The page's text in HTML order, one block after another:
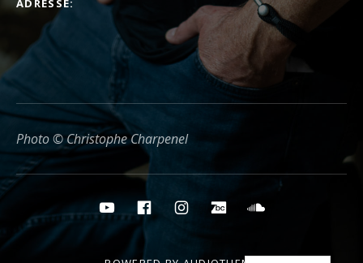
ADRESSE
Photo © Christophe Charpenel
Boutons des médias sociaux
YouTubeFacebookInstagramBandcamp
Soundcloud